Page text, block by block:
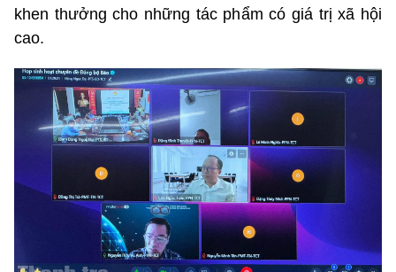
khen thưởng cho những tác phẩm có giá trị xã hội
cao.